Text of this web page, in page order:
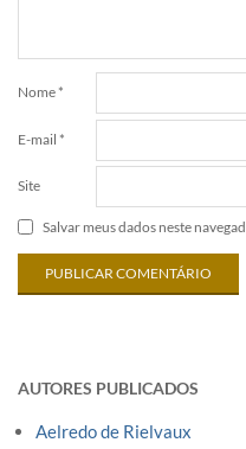
Nome *
E-mail *
Site
Salvar meus dados neste
AUTORES PUBLICADOS
Aelredo de Rielvaux